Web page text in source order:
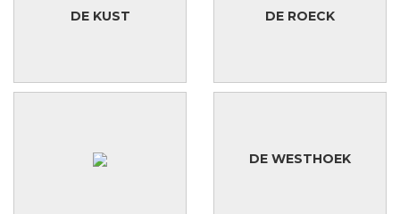
DE KUST DE ROECK
DE WESTHOEK